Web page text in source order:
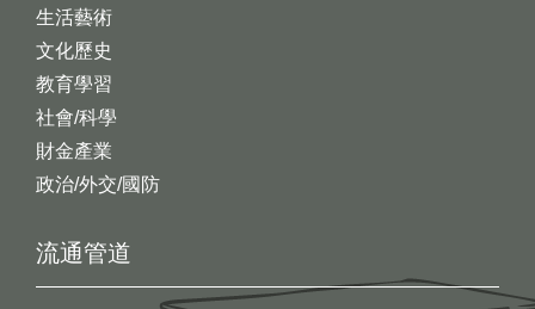
生活藝術
文化歷史
教育學習
社會/科學
財金產業
政治/外交/國防
流通管道